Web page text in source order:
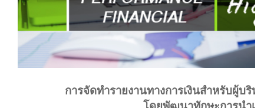
การจัดทำรายงานทางการเงินสำหรับผู้บริห